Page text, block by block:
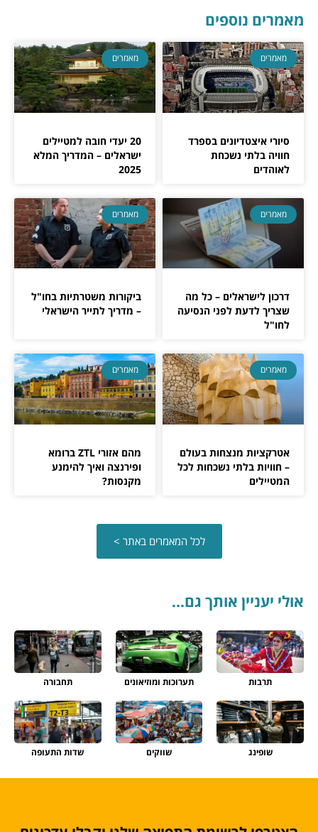
מאמרים נוספים
מאמרים
סיורי איצטדיונים בספרד
חוויה בלתי נשכחת
לאוהדים
מאמרים
20 יעדי חובה למטיילים
ישראלים – המדריך המלא
2025
מאמרים
דרכון לישראלים – כל מה
שצריך לדעת לפני הנסיעה
לחו"ל
מאמרים
ביקורות משטרתיות בחו"ל
– מדריך לתייר הישראלי
מאמרים
אטרקציות מנצחות בעולם
– חוויות בלתי נשכחות לכל
המטיילים
מאמרים
מהם אזורי ZTL ברומא
ופירנצה ואיך להימנע
מקנסות?
לכל המאמרים באתר >
אולי יעניין אותך גם...
תרבות תערוכות ומוזיאונים תחבורה
שופינג שווקים שדות התעופה